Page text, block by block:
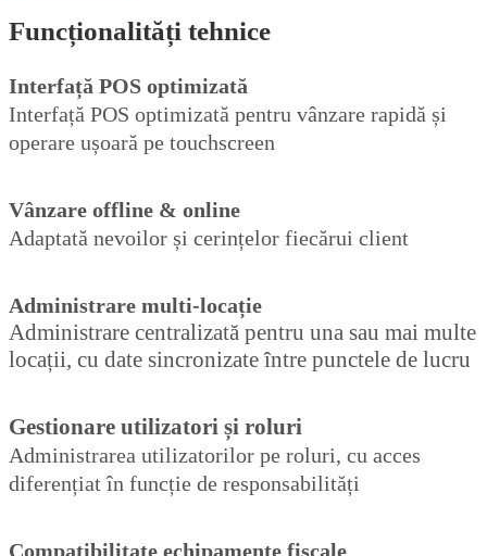
Funcționalități tehnice
Interfață POS optimizată
Interfață POS optimizată pentru vânzare rapidă și
operare ușoară pe touchscreen
Vânzare offline & online
Adaptată nevoilor și cerințelor fiecărui client
Administrare multi-locație
Administrare centralizată pentru una sau mai multe
locații, cu date sincronizate între punctele de lucru
Gestionare utilizatori și roluri
Administrarea utilizatorilor pe roluri, cu acces
diferențiat în funcție de responsabilități
Compatibilitate echipamente fiscale